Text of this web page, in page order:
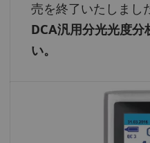
売を終了いたしまし
DCA汎用分光光度分
い。